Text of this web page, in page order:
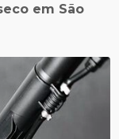
em São